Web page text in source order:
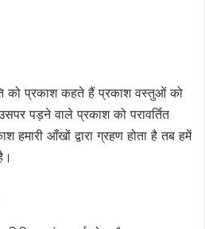
को प्रकाश कहते हैं प्रकाश वस्तुओं को
पड़ने वाले प्रकाश को परावर्तित
हमारी आँखों द्वारा ग्रहण होता है तब हमें